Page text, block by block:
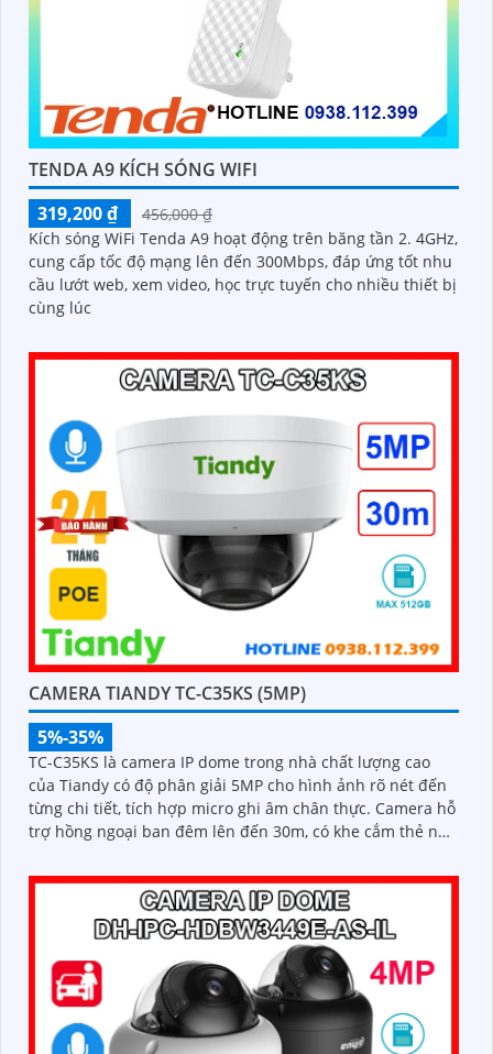
TENDA A9 KÍCH SÓNG WIFI
319,200 ₫
456,000 ₫
Kích sóng WiFi Tenda A9 hoạt động trên băng tần 2. 4GHz,
cung cấp tốc độ mạng lên đến 300Mbps, đáp ứng tốt nhu
cầu lướt web, xem video, học trực tuyến cho nhiều thiết bị
cùng lúc
CAMERA TIANDY TC-C35KS (5MP)
5%-35%
TC-C35KS là camera IP dome trong nhà chất lượng cao
của Tiandy có độ phân giải 5MP cho hình ảnh rõ nét đến
từng chi tiết, tích hợp micro ghi âm chân thực. Camera hỗ
trợ hồng ngoại ban đêm lên đến 30m, có khe cắm thẻ nhớ
chống bụi nước và IK10 chống va đập mạnh